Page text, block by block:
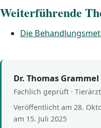
Weiterführende
Die
Dr. Thomas Grammel
Fachlich geprüft ·
Veröffentlicht am 28.
am 15. Juli 2025